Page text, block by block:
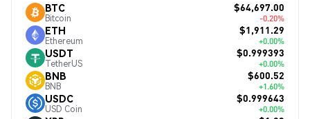
BTC
Bitcoin
$64,697.00
-0.20%
ETH
Ethereum
$1,911.29
+0.00%
USDT
TetherUS
$0.999393
+0.00%
BNB
BNB
$600.52
+1.60%
USDC
USD Coin
$0.999643
+0.00%